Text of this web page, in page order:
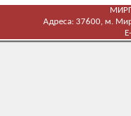
Адреса: 37600, м.